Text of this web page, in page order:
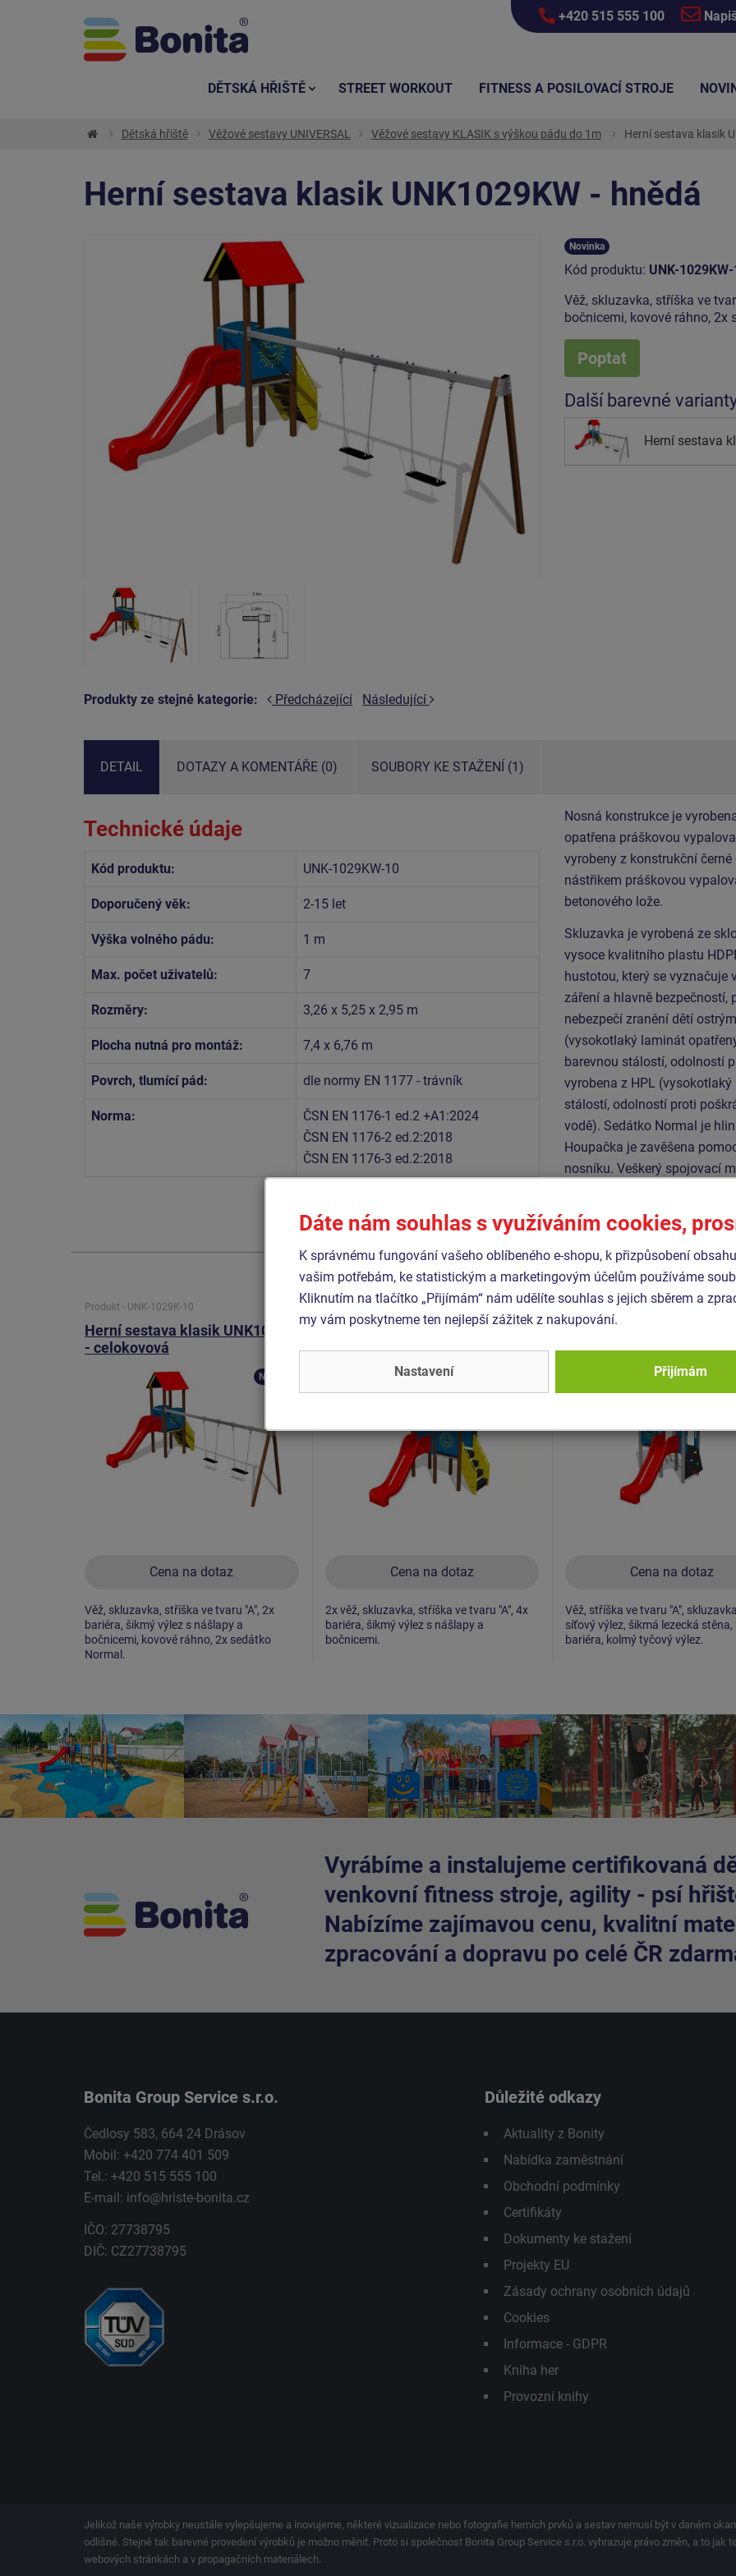
+420 515 555 100
Dětská hřiště Věžové sestavy UNIVERSAL Věžové sestavy KLASIK s výškou pádu do 1m Herní sestava klasik
Herní sestava klasik UNK1029KW - hnědá
Produkty ze stejné kategorie: Předcházející Následující
Novinka
Kód produktu: UNK-
Věž, skluzavka, stříška ve
bočnicemi, kovové ráhno, 2x
Poptat
Další barevné
Herní sestava
DETAIL DOTAZY A KOMENTÁŘE (0) SOUBORY KE STAŽENÍ (1)
Technické údaje
Kód produktu: UNK-1029KW-10
Doporučený věk: 2-15 let
Výška volného pádu: 1 m
Max. počet uživatelů: 7
Rozměry: 3,26 x 5,25 x 2,95 m
Plocha nutná pro montáž: 7,4 x 6,76 m
Povrch, tlumící pád: dle normy EN 1177 - trávník
Norma:
ČSN EN 1176-1 ed.2 +A1:2024
ČSN EN 1176-2 ed.2:2018
ČSN EN 1176-3 ed.2:2018
Nosná konstrukce je
opatřena práškovou
vyrobeny z konstrukční
nástřikem práškovou
betonového lože.
Skluzavka je vyrobená ze
vysoce kvalitního plastu
hustotou, který se vyznačuje
záření a hlavně bezpečností,
nebezpečí zranění dětí
(vysokotlaký laminát
barevnou stálostí, odolností
vyrobena z HPL
stálostí, odolností proti
vodě). Sedátko Normal je
Houpačka je zavěšena
nosníku. Veškerý spojovací
Podobnézboží
Produkt - UNK-1029K-10
Herní sestava klasik UNK1029K
- celokovová
Cena na dotaz
Novinka
Věž, skluzavka, stříška ve tvaru "A", 2x
bariéra, šikmý výlez s nášlapy a
bočnicemi, kovové ráhno, 2x sedátko
Normal.
Produkt - UNK-2004K-10
Herní sestava klasik UNK2004K
- celokovová
Cena na dotaz
2x věž, skluzavka, stříška ve tvaru "A", 4x
bariéra, šikmý výlez s nášlapy a
bočnicemi.
Produkt - UNK-2061K-10
Herní sestava klasik
- celokovová
Cena na dotaz
Věž, stříška ve tvaru "A",
síťový výlez, šikmá lezecká stěna,
bariéra, kolmý tyčový výlez.
Vyrábíme a instalujeme certifikovaná
venkovní fitness stroje, agility - psí
Nabízíme zajímavou cenu, kvalitní
zpracování a dopravu po celé ČR
Bonita Group Service s.r.o.
Čedlosy 583, 664 24 Drásov
Mobil: +420 774 401 509
Tel.: +420 515 555 100
E-mail: info@hriste-bonita.cz
IČO: 27738795
DIČ: CZ27738795
Důležité odkazy
Aktuality z Bonity
Nabídka zaměstnání
Obchodní podmínky
Certifikáty
Dokumenty ke stažení
Projekty EU
Zásady ochrany osobních údajů
Cookies
Informace - GDPR
Kniha her
Provozní knihy
Jelikož naše výrobky neustále vylepšujeme a inovujeme, některé vizualizace nebo fotografie herních prvků a sestav nemusí být v daném
odlišné. Stejně tak barevné provedení výrobků je možno měnit. Proto si společnost Bonita Group Service s.r.o. vyhrazuje právo změn, a to
webových stránkách a v propagačních materiálech.
DĚTSKÁ HŘIŠTĚ STREET WORKOUT FITNESS A POSILOVACÍ STROJE
Dáte nám souhlas s využíváním cookies,
K správnému fungování vašeho oblíbeného e-shopu, k přizpůsobení
vašim potřebám, ke statistickým a marketingovým účelům používáme
Kliknutím na tlačítko „Přijímám“ nám udělíte souhlas s jejich sběrem a
my vám poskytneme ten nejlepší zážitek z nakupování.
Nastavení Přijímám